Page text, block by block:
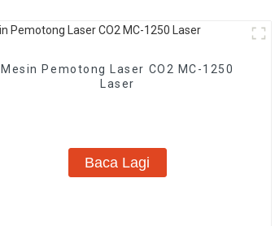
Mesin Pemotong Laser CO2 MC-1250
Laser
Baca Lagi